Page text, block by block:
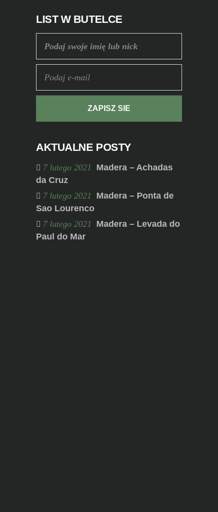
LIST W BUTELCE
AKTUALNE POSTY
7 lutego 2021
Madera – Achadas
da Cruz
7 lutego 2021
Madera – Ponta de
Sao Lourenco
7 lutego 2021
Madera – Levada do
Paul do Mar